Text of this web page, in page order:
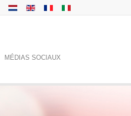
MÉDIAS SOCIAUX